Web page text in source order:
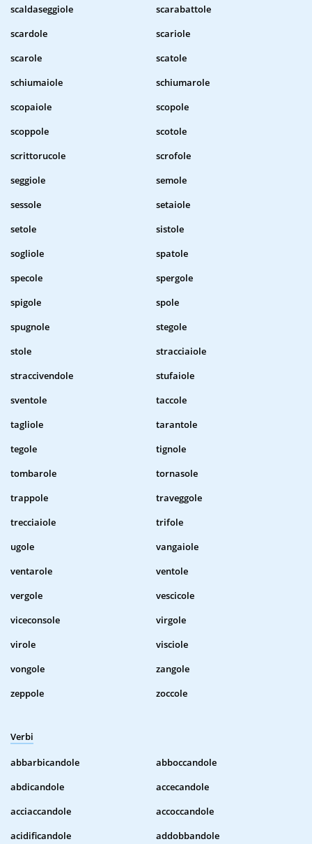
scaldaseggiole
scarabattole
scardole
scariole
scarole
scatole
schiumaiole
schiumarole
scopaiole
scopole
scoppole
scotole
scrittorucole
scrofole
seggiole
semole
sessole
setaiole
setole
sistole
sogliole
spatole
specole
spergole
spigole
spole
spugnole
stegole
stole
stracciaiole
straccivendole
stufaiole
sventole
taccole
tagliole
tarantole
tegole
tignole
tombarole
tornasole
trappole
traveggole
trecciaiole
trifole
ugole
vangaiole
ventarole
ventole
vergole
vescicole
viceconsole
virgole
virole
visciole
vongole
zangole
zeppole
zoccole
Verbi
abbarbicandole
abboccandole
abdicandole
accecandole
acciaccandole
accoccandole
acidificandole
addobbandole